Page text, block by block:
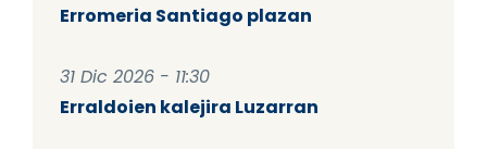
Erromeria Santiago plazan
31 Dic 2026 - 11:30
Erraldoien kalejira Luzarran